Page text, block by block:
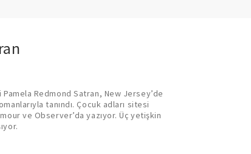
Redmond Satran, New Jersey’de
tanındı. Çocuk adları sitesi
ve Observer’da yazıyor. Üç yetişkin